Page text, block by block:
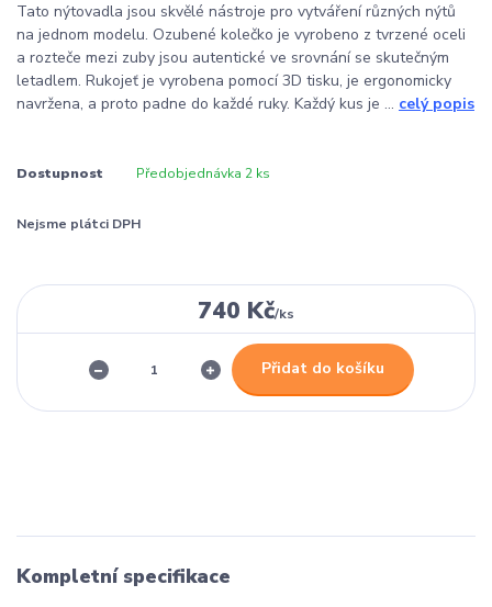
Tato nýtovadla jsou skvělé nástroje pro vytváření různých nýtů
na jednom modelu. Ozubené kolečko je vyrobeno z tvrzené oceli
a rozteče mezi zuby jsou autentické ve srovnání se skutečným
letadlem. Rukojeť je vyrobena pomocí 3D tisku, je ergonomicky
navržena, a proto padne do každé ruky. Každý kus je ... celý popis
Dostupnost Předobjednávka 2 ks
Nejsme plátci DPH
740 Kč/ks
Přidat do košíku
Kompletní specifikace